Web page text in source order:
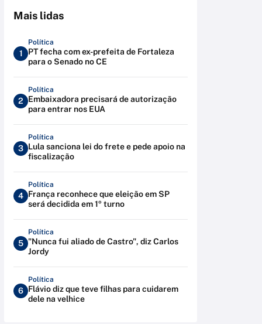
Mais lidas
1
Política
PT fecha com ex-prefeita de Fortaleza
para o Senado no CE
2
Política
Embaixadora precisará de autorização
para entrar nos EUA
3
Política
Lula sanciona lei do frete e pede apoio na
fiscalização
4
Política
França reconhece que eleição em SP
será decidida em 1º turno
5
Política
"Nunca fui aliado de Castro", diz Carlos
Jordy
6
Política
Flávio diz que teve filhas para cuidarem
dele na velhice